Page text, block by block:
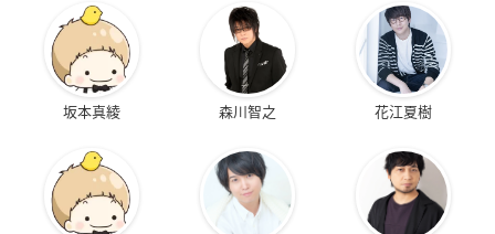
坂本真綾 森川智之 花江夏樹